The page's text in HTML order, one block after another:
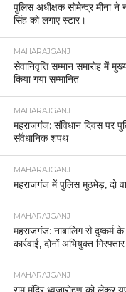
पुलिस अधीक्षक सोमेन्द्र मीना
सिंह को लगाए स्टार।
MAHARAJGANJ
सेवानिवृत्ति सम्मान समारोह में
किया गया सम्मानित
MAHARAJGANJ
महराजगंज: संविधान दिवस पर
संवैधानिक शपथ
MAHARAJGANJ
महराजगंज में पुलिस मुठभेड़, दो
MAHARAJGANJ
महराजगंज: नाबालिग से दुष्कर्म
कार्रवाई, दोनों अभियुक्त
MAHARAJGANJ